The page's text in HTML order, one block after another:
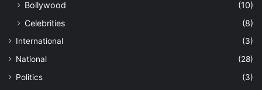
Bollywood
(10)
Celebrities
(8)
International
(3)
National
(28)
Politics
(3)